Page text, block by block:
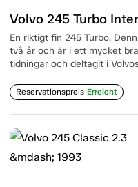
Volvo 245 Turbo
En riktigt fin 245 Turbo.
två år och är i ett mycket
tidningar och deltagit i
Reservationspreis Erreicht